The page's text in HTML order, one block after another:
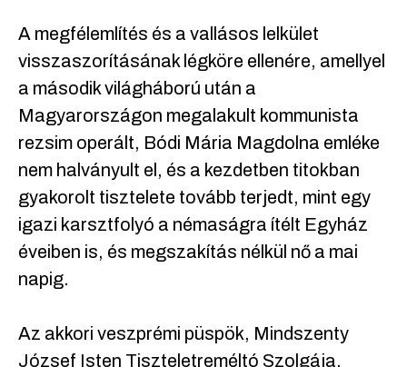
A megfélemlítés és a vallásos lelkület
visszaszorításának légköre ellenére, amellyel
a második világháború után a
Magyarországon megalakult kommunista
rezsim operált, Bódi Mária Magdolna emléke
nem halványult el, és a kezdetben titokban
gyakorolt ​​tisztelete tovább terjedt, mint egy
igazi karsztfolyó a némaságra ítélt Egyház
éveiben is, és megszakítás nélkül nő a mai
napig.
Az akkori veszprémi püspök, Mindszenty
József Isten Tiszteletreméltó Szolgája,